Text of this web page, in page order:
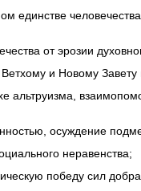
единстве
от эрозии
и Новому Завету
альтруизма,
осуждение
неравенства;
победу сил добра.